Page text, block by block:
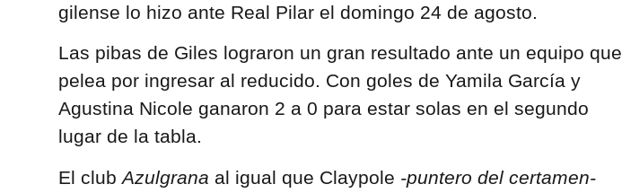
gilense lo hizo ante Real Pilar el domingo 24 de agosto.
Las pibas de Giles lograron un gran resultado ante un equipo que
pelea por ingresar al reducido. Con goles de Yamila García y
Agustina Nicole ganaron 2 a 0 para estar solas en el segundo
lugar de la tabla.
El clubAzulgrana al igual que Claypole -puntero del certamen-